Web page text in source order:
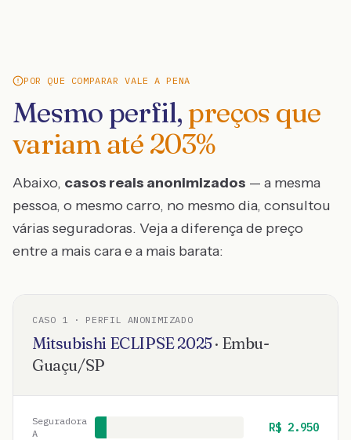
POR QUE COMPARAR VALE A PENA
Mesmo perfil, preços que
variam até 203%
Abaixo, casos reais anonimizados — a mesma
pessoa, o mesmo carro, no mesmo dia, consultou
várias seguradoras. Veja a diferença de preço
entre a mais cara e a mais barata:
CASO 1 · PERFIL ANONIMIZADO
Mitsubishi ECLIPSE2025· Embu-
Guaçu/SP
Seguradora
A
R$ 2.950